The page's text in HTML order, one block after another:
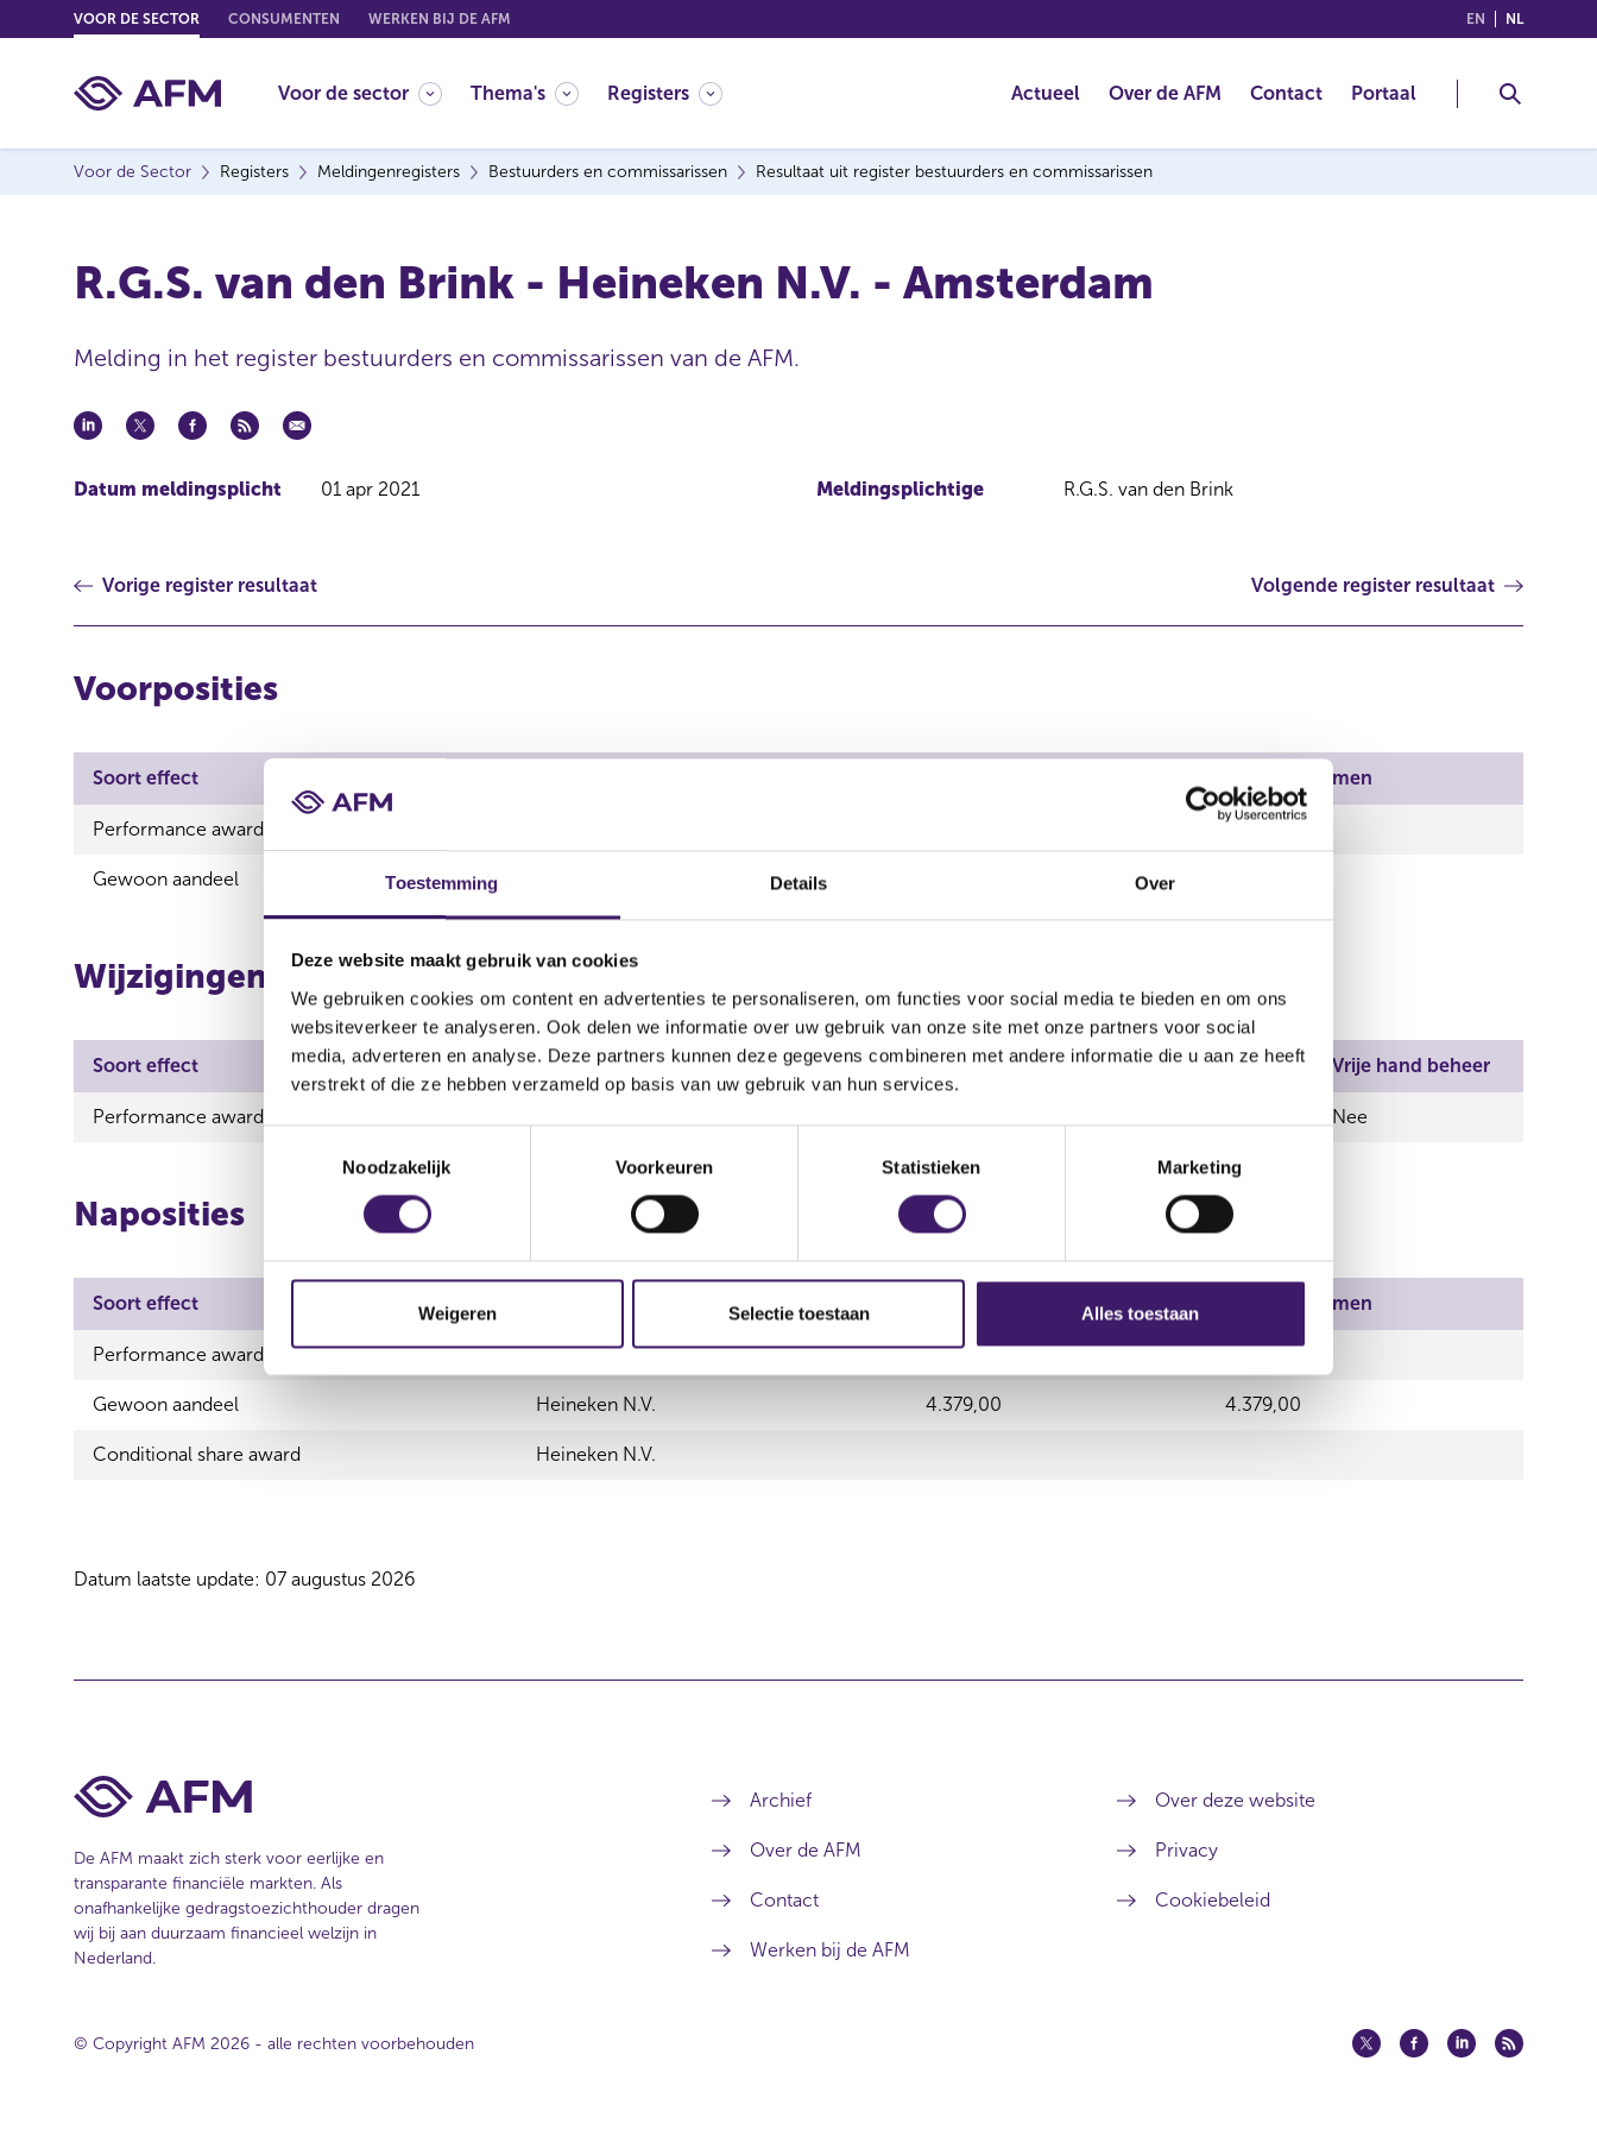
Toestemming Details Over
Deze website maakt gebruik van cookies
We gebruiken cookies om content en advertenties te personaliseren, om functies voor social media te bieden en om ons
websiteverkeer te analyseren. Ook delen we informatie over uw gebruik van onze site met onze partners voor social
media, adverteren en analyse. Deze partners kunnen deze gegevens combineren met andere informatie die u aan ze heeft
verstrekt of die ze hebben verzameld op basis van uw gebruik van hun services.
e
i
s
e
e
Noodzakelijk Voorkeuren Statistieken Marketing
Weigeren Selectie toestaan Alles toestaan
o
o
EN (ENGLISH)
NL
VOOR DE SECTOR CONSUMENTEN WERKEN BIJ DE AFM
Voor de sector Thema's Registers Actueel Over de AFM Contact Portaal
Voor de Sector Registers Meldingenregisters Bestuurders en commissarissen Resultaat uit register bestuurders en commissarissen
R.G.S. van den Brink - Heineken N.V. - Amsterdam
Melding in het register bestuurders en commissarissen van de AFM.
Datum meldingsplicht 01 apr 2021 Meldingsplichtige R.G.S. van den Brink
Vorige register resultaat Volgende register resultaat
Voorposities
Soort effect Aantal stemmen
Performance award share 0,00
Gewoon aandeel
Wijzigingen
Soort effect Uitgevende instelling Aantal effecten Valuta Waarde per aandeel Aantal stemmen Vrije hand beheer
Performance award share Nee
Naposities
Soort effect Aantal stemmen
Performance award share Heineken N.V. 75.610,00 0,00
Gewoon aandeel Heineken N.V. 4.379,00 4.379,00
Conditional share award Heineken N.V.
Datum laatste update: 07 augustus 2026
Archief
Over de AFM
Contact
Werken bij de AFM
Over deze website
Privacy
Cookiebeleid
De AFM maakt zich sterk voor eerlijke en
transparante financiële markten. Als
onafhankelijke gedragstoezichthouder dragen
wij bij aan duurzaam financieel welzijn in
Nederland.
© Copyright AFM 2026 - alle rechten voorbehouden